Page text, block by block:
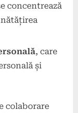
concentrează
, care
și
colaborare